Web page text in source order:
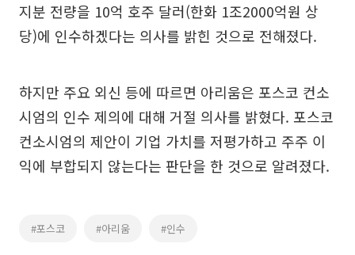
지분 전량을 10억 호주 달러(한화 1조2000억원 상
당)에 인수하겠다는 의사를 밝힌 것으로 전해졌다.
하지만 주요 외신 등에 따르면 아리움은 포스코 컨소
시엄의 인수 제의에 대해 거절 의사를 밝혔다. 포스코
컨소시엄의 제안이 기업 가치를 저평가하고 주주 이
익에 부합되지 않는다는 판단을 한 것으로 알려졌다.
#포스코 #아리움 #인수